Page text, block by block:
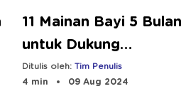
11 Mainan Bayi 5 Bulan
untuk Dukung
Perkembangannya
Ditulis oleh: Tim Penulis
4 min
09 Aug 2024